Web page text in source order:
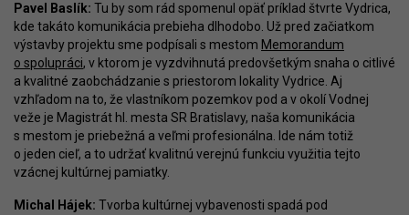
Pavel Baslík: Tu by som rád spomenul opäť príklad štvrte Vydrica,
kde takáto komunikácia prebieha dlhodobo. Už pred začiatkom
výstavby projektu sme podpísali s mestom Memorandum
o spolupráci, v ktorom je vyzdvihnutá predovšetkým snaha o citlivé
a kvalitné zaobchádzanie s priestorom lokality Vydrice. Aj
vzhľadom na to, že vlastníkom pozemkov pod a v okolí Vodnej
veže je Magistrát hl. mesta SR Bratislavy, naša komunikácia
s mestom je priebežná a veľmi profesionálna. Ide nám totiž
o jeden cieľ, a to udržať kvalitnú verejnú funkciu využitia tejto
vzácnej kultúrnej pamiatky.
Michal Hájek: Tvorba kultúrnej vybavenosti spadá pod